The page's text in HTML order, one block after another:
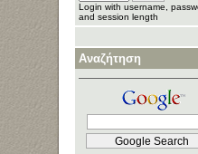
Login with username,
and session length
Αναζήτηση